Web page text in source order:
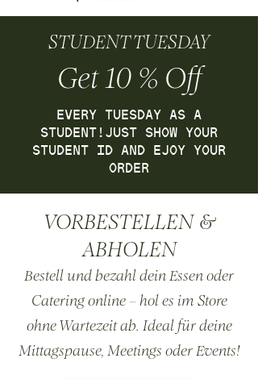
STUDENT TUESDAY
Get 10 % Off
EVERY TUESDAY AS A
STUDENT!JUST SHOW YOUR
STUDENT ID AND EJOY YOUR
ORDER
VORBESTELLEN &
ABHOLEN
Bestell und bezahl dein Essen oder
Catering online – hol es im Store
ohne Wartezeit ab. Ideal für deine
Mittagspause, Meetings oder Events!